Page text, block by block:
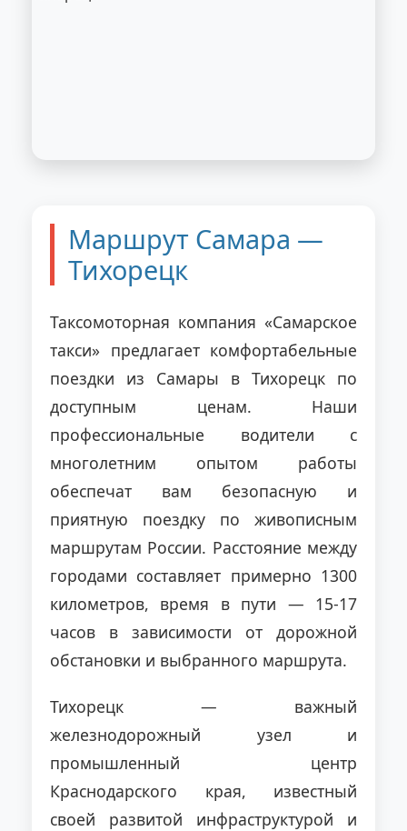
Маршрут Самара —
Тихорецк
Таксомоторная компания «Самарское
такси» предлагает комфортабельные
поездки из Самары в Тихорецк по
доступным ценам. Наши
профессиональные водители с
многолетним опытом работы
обеспечат вам безопасную и
приятную поездку по живописным
маршрутам России. Расстояние между
городами составляет примерно 1300
километров, время в пути — 15-17
часов в зависимости от дорожной
обстановки и выбранного маршрута.
Тихорецк — важный
железнодорожный узел и
промышленный центр
Краснодарского края, известный
своей развитой инфраструктурой и